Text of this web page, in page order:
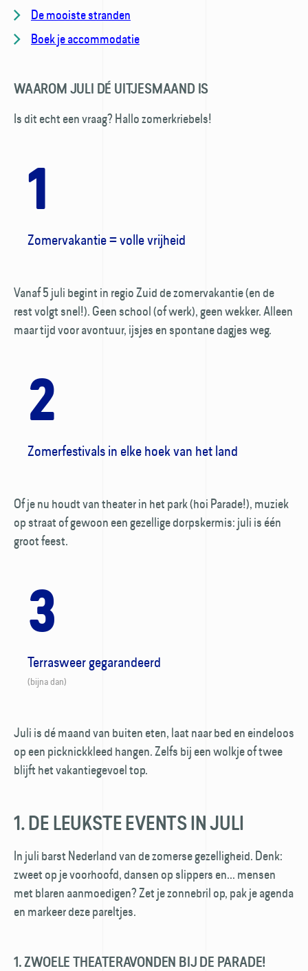
De mooiste stranden
Boek je accommodatie
WAAROM JULI DÉ UITJESMAAND IS
Is dit echt een vraag? Hallo zomerkriebels!
1
Zomervakantie = volle vrijheid
Vanaf 5 juli begint in regio Zuid de zomervakantie (en de
rest volgt snel!). Geen school (of werk), geen wekker. Alleen
maar tijd voor avontuur, ijsjes en spontane dagjes weg.
2
Zomerfestivals in elke hoek van het land
Of je nu houdt van theater in het park (hoi Parade!), muziek
op straat of gewoon een gezellige dorpskermis: juli is één
groot feest.
3
Terrasweer gegarandeerd
(bijna dan)
Juli is dé maand van buiten eten, laat naar bed en eindeloos
op een picknickkleed hangen. Zelfs bij een wolkje of twee
blijft het vakantiegevoel top.
1. DE LEUKSTE EVENTS IN JULI
In juli barst Nederland van de zomerse gezelligheid. Denk:
zweet op je voorhoofd, dansen op slippers en... mensen
met blaren aanmoedigen? Zet je zonnebril op, pak je agenda
en markeer deze pareltjes.
1. ZWOELE THEATERAVONDEN BIJ DE PARADE!